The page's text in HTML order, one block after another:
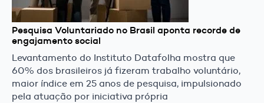
Pesquisa Voluntariado no Brasil aponta recorde de
engajamento social
Levantamento do Instituto Datafolha mostra que
60% dos brasileiros já fizeram trabalho voluntário,
maior índice em 25 anos de pesquisa, impulsionado
pela atuação por iniciativa própria